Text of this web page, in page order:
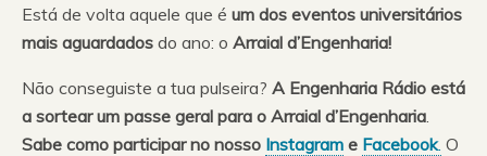
Está de volta aquele que é um dos eventos universitários
mais aguardados do ano: o Arraial d’Engenharia!
Não conseguiste a tua pulseira? A Engenharia Rádio está
a sortear um passe geral para o Arraial d’Engenharia.
Sabe como participar no nosso Instagram e Facebook. O